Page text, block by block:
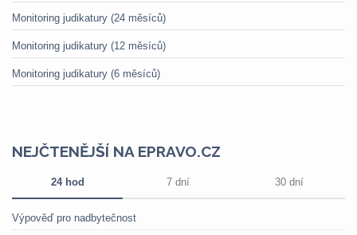
Monitoring judikatury (24 měsíců)
Monitoring judikatury (12 měsíců)
Monitoring judikatury (6 měsíců)
NEJČTENĚJŠÍ NA EPRAVO.CZ
24 hod 7 dní 30 dní
Výpověď pro nadbytečnost